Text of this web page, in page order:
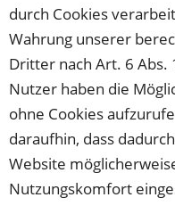
durch Cookies
Wahrung unserer
Dritter nach Art. 6 Abs.
Nutzer haben die
ohne Cookies
daraufhin, dass
Website
Nutzungskomfort